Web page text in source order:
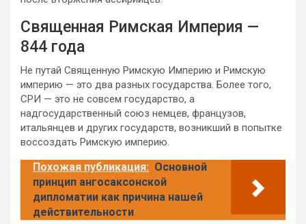
Священная Римская Империя —
844 года
Не путай Священную Римскую Империю и Римскую
империю — это два разных государства. Более того,
СРИ — это не совсем государство, а
надгосударственный союз немцев, французов,
итальянцев и других государств, возникший в попытке
воссоздать Римскую империю.
Похожая публикация: Основной
принцип ангосаксонской
дипломатии как причина нашей
действительности